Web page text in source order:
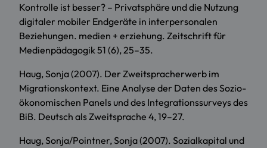
Kontrolle ist besser? – Privatsphäre und die Nutzung
digitaler mobiler Endgeräte in interpersonalen
Beziehungen. medien + erziehung. Zeitschrift für
Medienpädagogik 51 (6), 25–35.
Haug, Sonja (2007). Der Zweitspracherwerb im
Migrationskontext. Eine Analyse der Daten des Sozio-
ökonomischen Panels und des Integrationssurveys des
BiB. Deutsch als Zweitsprache 4, 19–27.
Haug, Sonja/Pointner, Sonja (2007). Sozialkapital und